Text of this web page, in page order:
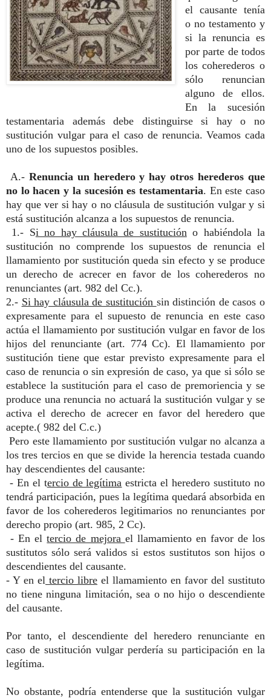
el causante tenía
o no testamento y
si la renuncia es
por parte de todos
los coherederos o
sólo renuncian
alguno de ellos.
En la sucesión
testamentaria además debe distinguirse si hay o no
sustitución vulgar para el caso de renuncia. Veamos cada
uno de los supuestos posibles.
A.- Renuncia un heredero y hay otros herederos que
no lo hacen y la sucesión es testamentaria. En este caso
hay que ver si hay o no cláusula de sustitución vulgar y si
está sustitución alcanza a los supuestos de renuncia.
1.- Si no hay cláusula de sustitución o habiéndola la
sustitución no comprende los supuestos de renuncia el
llamamiento por sustitución queda sin efecto y se produce
un derecho de acrecer en favor de los coherederos no
renunciantes (art. 982 del Cc.).
2.- Si hay cláusula de sustitución sin distinción de casos o
expresamente para el supuesto de renuncia en este caso
actúa el llamamiento por sustitución vulgar en favor de los
hijos del renunciante (art. 774 Cc). El llamamiento por
sustitución tiene que estar previsto expresamente para el
caso de renuncia o sin expresión de caso, ya que si sólo se
establece la sustitución para el caso de premoriencia y se
produce una renuncia no actuará la sustitución vulgar y se
activa el derecho de acrecer en favor del heredero que
acepte.( 982 del C.c.)
Pero este llamamiento por sustitución vulgar no alcanza a
los tres tercios en que se divide la herencia testada cuando
hay descendientes del causante:
- En el tercio de legítima estricta el heredero sustituto no
tendrá participación, pues la legítima quedará absorbida en
favor de los coherederos legitimarios no renunciantes por
derecho propio (art. 985, 2 Cc).
- En eltercio de mejora el llamamiento en favor de los
sustitutos sólo será validos si estos sustitutos son hijos o
descendientes del causante.
- Y en el tercio libre el llamamiento en favor del sustituto
no tiene ninguna limitación, sea o no hijo o descendiente
del causante.
Por tanto, el descendiente del heredero renunciante en
caso de sustitución vulgar perdería su participación en la
legítima.
No obstante, podría entenderse que la sustitución vulgar